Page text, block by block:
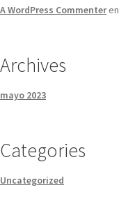
A WordPress Commenteren
Archives
mayo 2023
Categories
Uncategorized